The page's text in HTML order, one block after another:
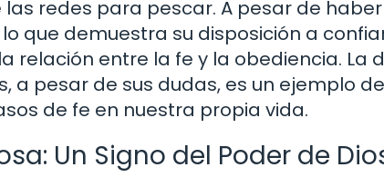
redes para pescar. A pesar de
que demuestra su disposición a
relación entre la fe y la obediencia. La
a pesar de sus dudas, es un ejemplo
de fe en nuestra propia vida.
Un Signo del Poder de